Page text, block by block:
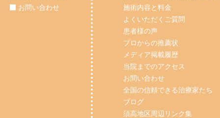
お問い合わせ
施術内容と料金
よくいただくご質問
患者様の声
プロからの推薦状
メディア掲載履歴
当院までのアクセス
お問い合わせ
全国の信頼できる治療家たち
ブログ
須高地区周辺リンク集